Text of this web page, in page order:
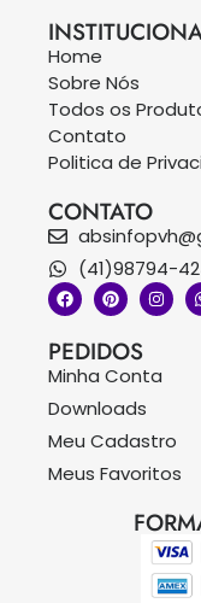
Home
Sobre Nós
Todos os
Contato
Politica de
CONTATO
(41)98794-
PEDIDOS
Minha Conta
Downloads
Meu Cadastro
Meus Favoritos